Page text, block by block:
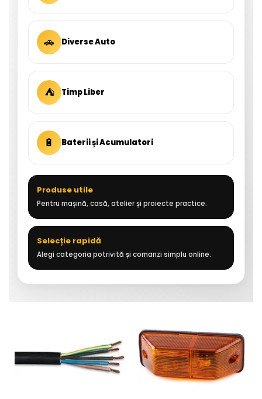
🚗 Diverse Auto
⛺ Timp Liber
🔋 Baterii și Acumulatori
Produse utile
Pentru mașină, casă, atelier și proiecte practice.
Selecție rapidă
Alegi categoria potrivită și comanzi simplu online.